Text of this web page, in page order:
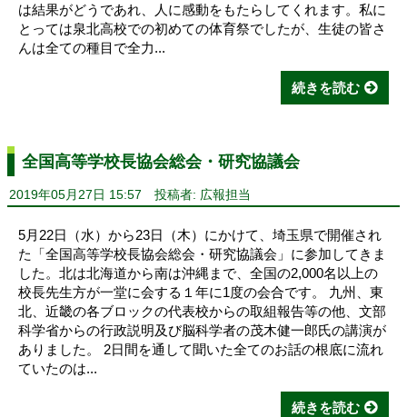
は結果がどうであれ、人に感動をもたらしてくれます。私に
とっては泉北高校での初めての体育祭でしたが、生徒の皆さ
んは全ての種目で全力...
続きを読む
全国高等学校長協会総会・研究協議会
2019年05月27日 15:57 投稿者: 広報担当
5月22日（水）から23日（木）にかけて、埼玉県で開催され
た「全国高等学校長協会総会・研究協議会」に参加してきま
した。北は北海道から南は沖縄まで、全国の2,000名以上の
校長先生方が一堂に会する１年に1度の会合です。 九州、東
北、近畿の各ブロックの代表校からの取組報告等の他、文部
科学省からの行政説明及び脳科学者の茂木健一郎氏の講演が
ありました。 2日間を通して聞いた全てのお話の根底に流れ
ていたのは...
続きを読む